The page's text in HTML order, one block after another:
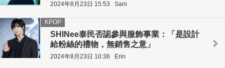
2024年8月23日 15:53 Sani
SHINee泰民否認參與服飾事業：「是設計
給粉絲的禮物，無銷售之意」
KPOP
2024年8月23日 10:36 Erin